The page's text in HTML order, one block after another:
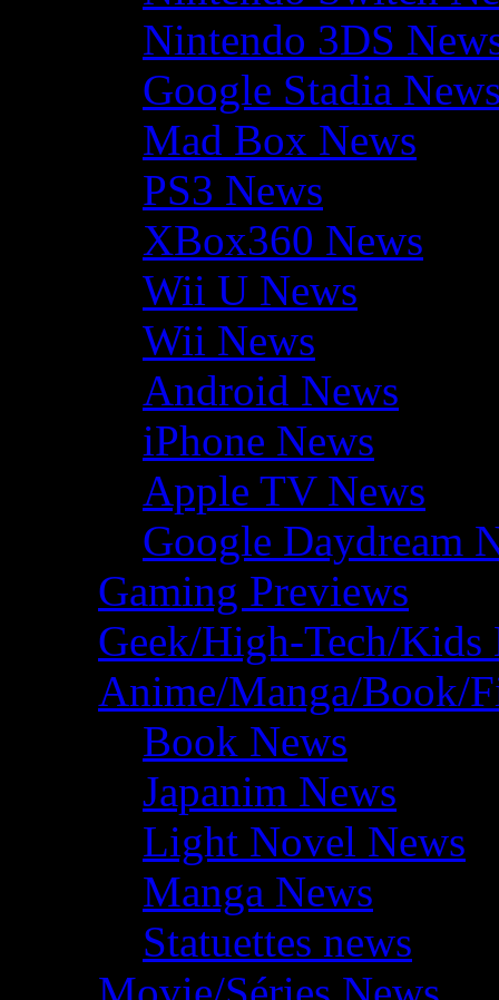
Nintendo 3DS
Google Stadia
Mad Box News
PS3 News
XBox360 News
Wii U News
Wii News
Android News
iPhone News
Apple TV News
Google Daydream
Gaming Previews
Geek/High-Tech/Kids
Anime/Manga/Book/
Book News
Japanim News
Light Novel News
Manga News
Statuettes news